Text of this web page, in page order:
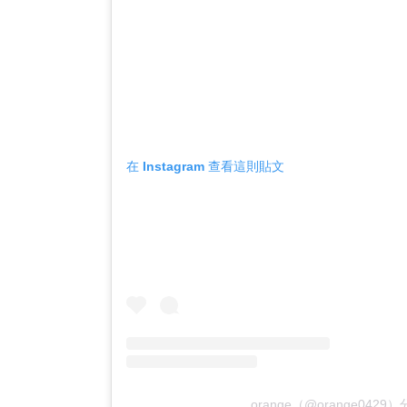
在 Instagram 查看這則貼文
orange（@orange0429）